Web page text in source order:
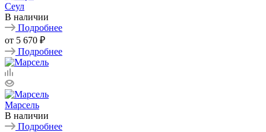
Сеул
В наличии
Подробнее
от 5 670 ₽
Подробнее
Марсель
В наличии
Подробнее